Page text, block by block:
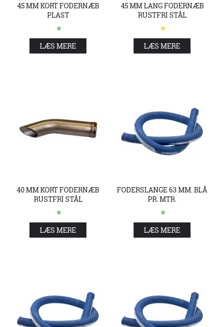
45 MM KORT FODERNÆB
PLAST
LÆS MERE
45 MM LANG FODERNÆB
RUSTFRI STÅL
LÆS MERE
40 MM KORT FODERNÆB
RUSTFRI STÅL
LÆS MERE
FODERSLANGE 63 MM. BLÅ
PR. MTR.
LÆS MERE